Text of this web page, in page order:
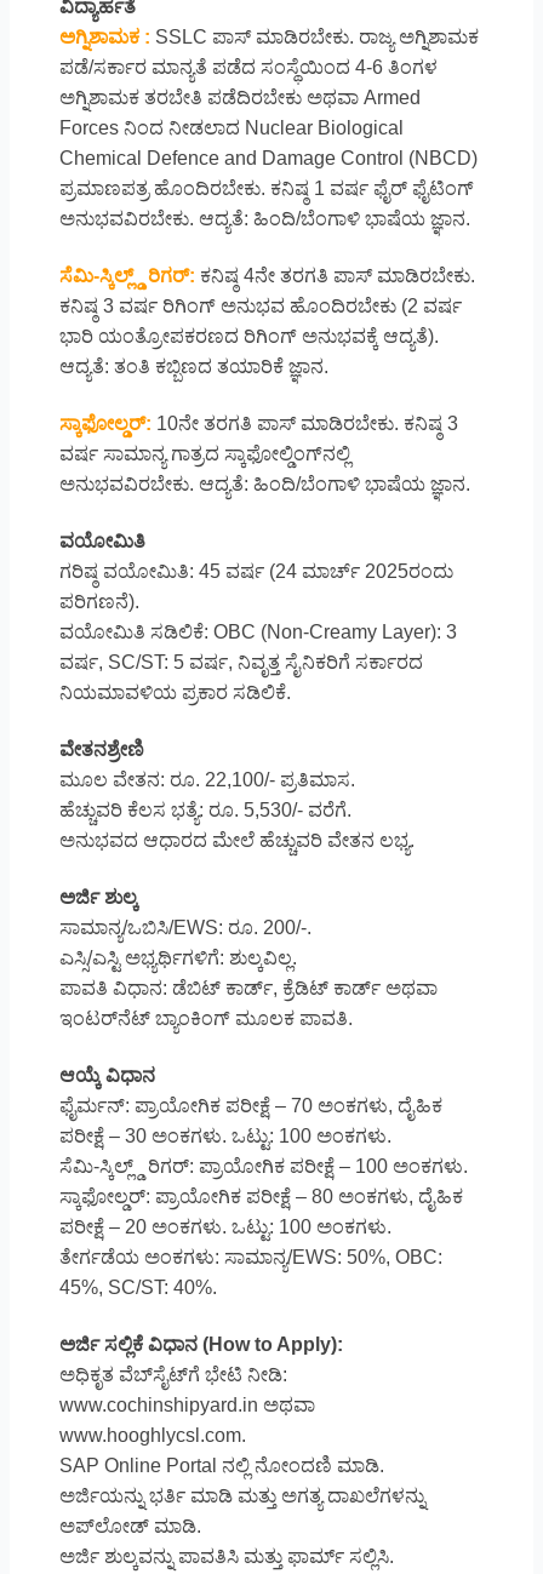
ವಿದ್ಯಾರ್ಹತೆ
ಅಗ್ನಿಶಾಮಕ : SSLC ಪಾಸ್ ಮಾಡಿರಬೇಕು. ರಾಜ್ಯ ಅಗ್ನಿಶಾಮಕ
ಪಡೆ/ಸರ್ಕಾರ ಮಾನ್ಯತೆ ಪಡೆದ ಸಂಸ್ಥೆಯಿಂದ 4-6 ತಿಂಗಳ
ಅಗ್ನಿಶಾಮಕ ತರಬೇತಿ ಪಡೆದಿರಬೇಕು ಅಥವಾ Armed
Forces ನಿಂದ ನೀಡಲಾದ Nuclear Biological
Chemical Defence and Damage Control (NBCD)
ಪ್ರಮಾಣಪತ್ರ ಹೊಂದಿರಬೇಕು. ಕನಿಷ್ಠ 1 ವರ್ಷ ಫೈರ್ ಫೈಟಿಂಗ್
ಅನುಭವವಿರಬೇಕು. ಆದ್ಯತೆ: ಹಿಂದಿ/ಬೆಂಗಾಳಿ ಭಾಷೆಯ ಜ್ಞಾನ.
ಸೆಮಿ-ಸ್ಕಿಲ್ಲ್ಡ್ ರಿಗರ್: ಕನಿಷ್ಠ 4ನೇ ತರಗತಿ ಪಾಸ್ ಮಾಡಿರಬೇಕು.
ಕನಿಷ್ಠ 3 ವರ್ಷ ರಿಗಿಂಗ್ ಅನುಭವ ಹೊಂದಿರಬೇಕು (2 ವರ್ಷ
ಭಾರಿ ಯಂತ್ರೋಪಕರಣದ ರಿಗಿಂಗ್ ಅನುಭವಕ್ಕೆ ಆದ್ಯತೆ).
ಆದ್ಯತೆ: ತಂತಿ ಕಬ್ಬಿಣದ ತಯಾರಿಕೆ ಜ್ಞಾನ.
ಸ್ಕಾಫೋಲ್ಡರ್: 10ನೇ ತರಗತಿ ಪಾಸ್ ಮಾಡಿರಬೇಕು. ಕನಿಷ್ಠ 3
ವರ್ಷ ಸಾಮಾನ್ಯ ಗಾತ್ರದ ಸ್ಕಾಫೋಲ್ಡಿಂಗ್‌ನಲ್ಲಿ
ಅನುಭವವಿರಬೇಕು. ಆದ್ಯತೆ: ಹಿಂದಿ/ಬೆಂಗಾಳಿ ಭಾಷೆಯ ಜ್ಞಾನ.
ವಯೋಮಿತಿ
ಗರಿಷ್ಠ ವಯೋಮಿತಿ: 45 ವರ್ಷ (24 ಮಾರ್ಚ್ 2025ರಂದು
ಪರಿಗಣನೆ).
ವಯೋಮಿತಿ ಸಡಿಲಿಕೆ: OBC (Non-Creamy Layer): 3
ವರ್ಷ, SC/ST: 5 ವರ್ಷ, ನಿವೃತ್ತ ಸೈನಿಕರಿಗೆ ಸರ್ಕಾರದ
ನಿಯಮಾವಳಿಯ ಪ್ರಕಾರ ಸಡಿಲಿಕೆ.
ವೇತನಶ್ರೇಣಿ
ಮೂಲ ವೇತನ: ರೂ. 22,100/- ಪ್ರತಿಮಾಸ.
ಹೆಚ್ಚುವರಿ ಕೆಲಸ ಭತ್ಯೆ: ರೂ. 5,530/- ವರೆಗೆ.
ಅನುಭವದ ಆಧಾರದ ಮೇಲೆ ಹೆಚ್ಚುವರಿ ವೇತನ ಲಭ್ಯ.
ಅರ್ಜಿ ಶುಲ್ಕ
ಸಾಮಾನ್ಯ/ಒಬಿಸಿ/EWS: ರೂ. 200/-.
ಎಸ್ಸಿ/ಎಸ್ಟಿ ಅಭ್ಯರ್ಥಿಗಳಿಗೆ: ಶುಲ್ಕವಿಲ್ಲ.
ಪಾವತಿ ವಿಧಾನ: ಡೆಬಿಟ್ ಕಾರ್ಡ್, ಕ್ರೆಡಿಟ್ ಕಾರ್ಡ್ ಅಥವಾ
ಇಂಟರ್‌ನೆಟ್ ಬ್ಯಾಂಕಿಂಗ್ ಮೂಲಕ ಪಾವತಿ.
ಆಯ್ಕೆ ವಿಧಾನ
ಫೈರ್ಮನ್: ಪ್ರಾಯೋಗಿಕ ಪರೀಕ್ಷೆ – 70 ಅಂಕಗಳು, ದೈಹಿಕ
ಪರೀಕ್ಷೆ – 30 ಅಂಕಗಳು. ಒಟ್ಟು: 100 ಅಂಕಗಳು.
ಸೆಮಿ-ಸ್ಕಿಲ್ಲ್ಡ್ ರಿಗರ್: ಪ್ರಾಯೋಗಿಕ ಪರೀಕ್ಷೆ – 100 ಅಂಕಗಳು.
ಸ್ಕಾಫೋಲ್ಡರ್: ಪ್ರಾಯೋಗಿಕ ಪರೀಕ್ಷೆ – 80 ಅಂಕಗಳು, ದೈಹಿಕ
ಪರೀಕ್ಷೆ – 20 ಅಂಕಗಳು. ಒಟ್ಟು: 100 ಅಂಕಗಳು.
ತೇರ್ಗಡೆಯ ಅಂಕಗಳು: ಸಾಮಾನ್ಯ/EWS: 50%, OBC:
45%, SC/ST: 40%.
ಅರ್ಜಿ ಸಲ್ಲಿಕೆ ವಿಧಾನ (How to Apply):
ಅಧಿಕೃತ ವೆಬ್‌ಸೈಟ್‌ಗೆ ಭೇಟಿ ನೀಡಿ:
www.cochinshipyard.in ಅಥವಾ
www.hooghlycsl.com.
SAP Online Portal ನಲ್ಲಿ ನೋಂದಣಿ ಮಾಡಿ.
ಅರ್ಜಿಯನ್ನು ಭರ್ತಿ ಮಾಡಿ ಮತ್ತು ಅಗತ್ಯ ದಾಖಲೆಗಳನ್ನು
ಅಪ್‌ಲೋಡ್ ಮಾಡಿ.
ಅರ್ಜಿ ಶುಲ್ಕವನ್ನು ಪಾವತಿಸಿ ಮತ್ತು ಫಾರ್ಮ್ ಸಲ್ಲಿಸಿ.